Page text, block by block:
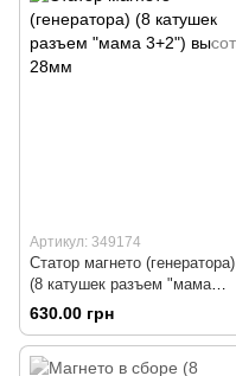
Артикул: 349174
Статор магнето (генератора)
(8 катушек разъем "мама
3+2") высота 28мм
630.00 грн